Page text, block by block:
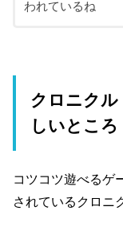
われているね
クロニク
しいところ
コツコツ遊べるゲ
されているクロニ